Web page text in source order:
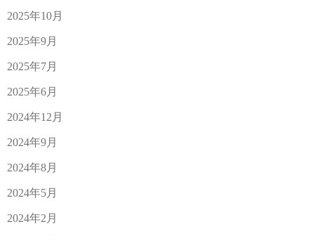
2025年10月
2025年9月
2025年7月
2025年6月
2024年12月
2024年9月
2024年8月
2024年5月
2024年2月